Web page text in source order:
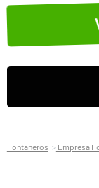
Fontaneros Empresa